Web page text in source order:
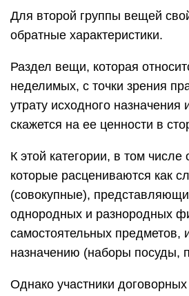
Для второй группы вещей
обратные характеристики.
Раздел вещи, которая
неделимых, с точки зрения
утрату исходного назначения
скажется на ее ценности в
К этой категории, в том числе
которые расцениваются как
(совокупные),
однородных и разнородных
самостоятельных предметов,
назначению (наборы посуды,
Однако участники